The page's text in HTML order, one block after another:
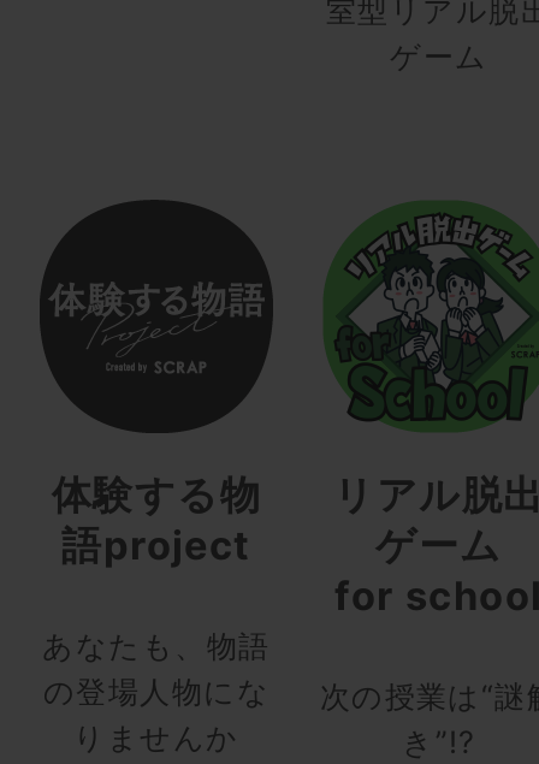
室型リアル脱
ゲーム
体験する物
語project
あなたも、物語
の登場人物にな
りませんか
リアル脱
ゲーム
for
次の授業は“謎
き”!?